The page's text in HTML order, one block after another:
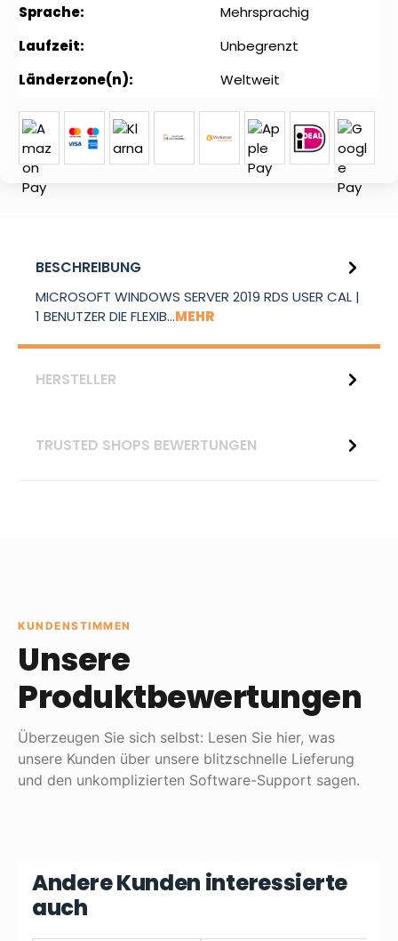
Sprache:
Mehrsprachig
Laufzeit:
Unbegrenzt
Länderzone(n):
Weltweit
BESCHREIBUNG
MICROSOFT WINDOWS SERVER 2019 RDS USER CAL |
1 BENUTZER DIE FLEXIB…MEHR
HERSTELLER
TRUSTED SHOPS BEWERTUNGEN
KUNDENSTIMMEN
Unsere
Produktbewertungen
Überzeugen Sie sich selbst: Lesen Sie hier, was
unsere Kunden über unsere blitzschnelle Lieferung
und den unkomplizierten Software-Support sagen.
Andere Kunden interessierte
auch